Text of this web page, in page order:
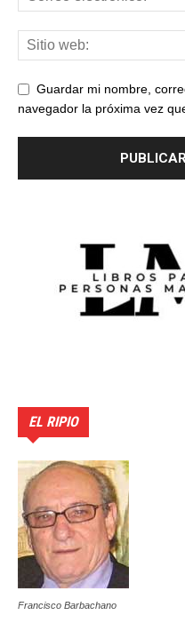
Guardar mi nombre,
navegador la próxima vez
EL RIPIO
Francisco Barbachano